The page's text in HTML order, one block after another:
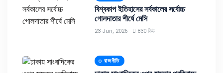
বিশ্বকাপ ইতিহাসের সর্বকালের সর্বোচ্চ
গোলদাতার শীর্ষে মেসি
23 Jun, 2026 830 ভিউ
রাজনীতি